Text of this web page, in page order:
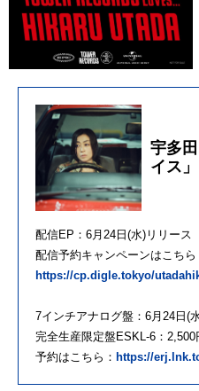
宇多
イス」
配信EP：6月24日(水)リリース
配信予約キャンペーンはこちら
https://cp.digle.tokyo/
7インチアナログ盤：6月24日(
完全生産限定盤ESKL-6：2,500
予約はこちら： https://